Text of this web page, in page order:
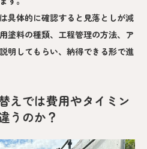
具体的に確認すると見落としが減
塗料の種類、工程管理の方法、ア
明してもらい、納得できる形で進
えでは費用やタイミン
うのか？